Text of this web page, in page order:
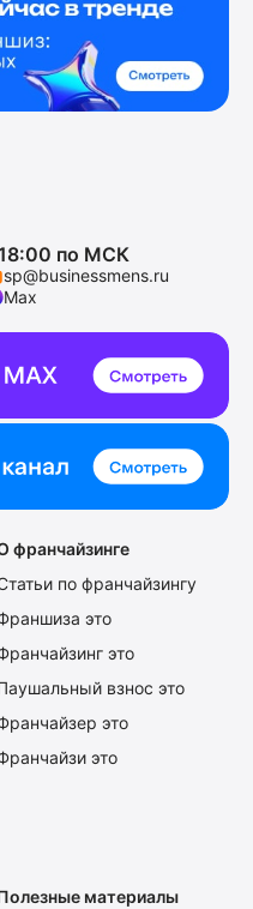
по МСК
sp@businessmens.ru
Max
франчайзинге
по франчайзингу
это
это
взнос это
это
это
материалы